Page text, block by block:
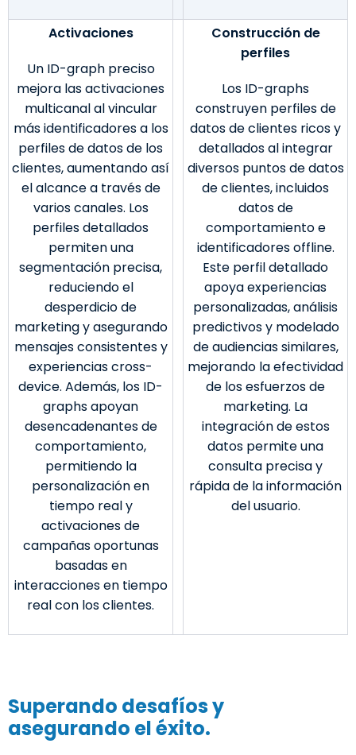
Activaciones
Un ID-graph preciso
mejora las activaciones
multicanal al vincular
más identificadores a los
perfiles de datos de los
clientes, aumentando así
el alcance a través de
varios canales. Los
perfiles detallados
permiten una
segmentación precisa,
reduciendo el
desperdicio de
marketing y asegurando
mensajes consistentes y
experiencias cross-
device. Además, los ID-
graphs apoyan
desencadenantes de
comportamiento,
permitiendo la
personalización en
tiempo real y
activaciones de
campañas oportunas
basadas en
interacciones en tiempo
real con los clientes.
Construcción de
perfiles
Los ID-graphs
construyen perfiles de
datos de clientes ricos y
detallados al integrar
diversos puntos de datos
de clientes, incluidos
datos de
comportamiento e
identificadores offline.
Este perfil detallado
apoya experiencias
personalizadas, análisis
predictivos y modelado
de audiencias similares,
mejorando la efectividad
de los esfuerzos de
marketing. La
integración de estos
datos permite una
consulta precisa y
rápida de la información
del usuario.
Superando desafíos y
asegurando el éxito.